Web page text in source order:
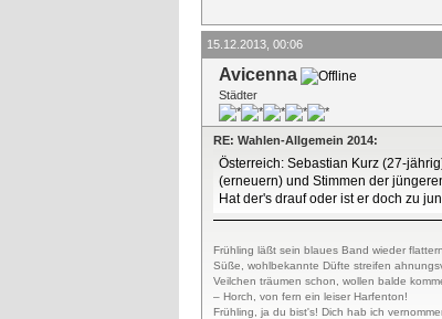
15.12.2013, 00:06
Avicenna
Städter
RE: Wahlen-Allgemein 2014:
Österreich: Sebastian Kurz (27-
(erneuern) und Stimmen der
Hat der's drauf oder ist er doch zu
Frühling läßt sein blaues Band wieder
Süße, wohlbekannte Düfte streifen
Veilchen träumen schon, wollen balde
– Horch, von fern ein leiser Harfenton!
Frühling, ja du bist's! Dich hab ich